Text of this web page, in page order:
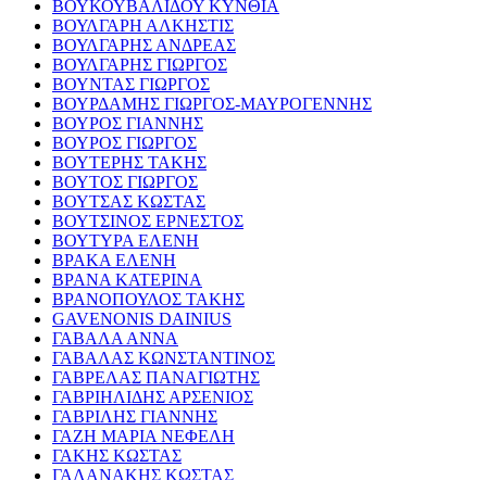
ΒΟΥΚΟΥΒΑΛΙΔΟΥ ΚΥΝΘΙΑ
ΒΟΥΛΓΑΡΗ ΑΛΚΗΣΤΙΣ
ΒΟΥΛΓΑΡΗΣ ΑΝΔΡΕΑΣ
ΒΟΥΛΓΑΡΗΣ ΓΙΩΡΓΟΣ
ΒΟΥΝΤΑΣ ΓΙΩΡΓΟΣ
ΒΟΥΡΔΑΜΗΣ ΓΙΩΡΓΟΣ-ΜΑΥΡΟΓΕΝΝΗΣ
ΒΟΥΡΟΣ ΓΙΑΝΝΗΣ
ΒΟΥΡΟΣ ΓΙΩΡΓΟΣ
ΒΟΥΤΕΡΗΣ ΤΑΚΗΣ
ΒΟΥΤΟΣ ΓΙΩΡΓΟΣ
ΒΟΥΤΣΑΣ ΚΩΣΤΑΣ
ΒΟΥΤΣΙΝΟΣ ΕΡΝΕΣΤΟΣ
ΒΟΥΤΥΡΑ ΕΛΕΝΗ
ΒΡΑΚΑ ΕΛΕΝΗ
ΒΡΑΝΑ ΚΑΤΕΡΙΝΑ
ΒΡΑΝΟΠΟΥΛΟΣ ΤΑΚΗΣ
GAVENONIS DAINIUS
ΓΑΒΑΛΑ ΑΝΝΑ
ΓΑΒΑΛΑΣ ΚΩΝΣΤΑΝΤΙΝΟΣ
ΓΑΒΡΕΛΑΣ ΠΑΝΑΓΙΩΤΗΣ
ΓΑΒΡΙΗΛΙΔΗΣ ΑΡΣΕΝΙΟΣ
ΓΑΒΡΙΛΗΣ ΓΙΑΝΝΗΣ
ΓΑΖΗ ΜΑΡΙΑ ΝΕΦΕΛΗ
ΓΑΚΗΣ ΚΩΣΤΑΣ
ΓΑΛΑΝΑΚΗΣ ΚΩΣΤΑΣ